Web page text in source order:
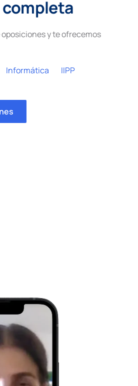
y te ofrecemos
Informática
IIPP